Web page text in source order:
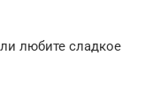
любите сладкое